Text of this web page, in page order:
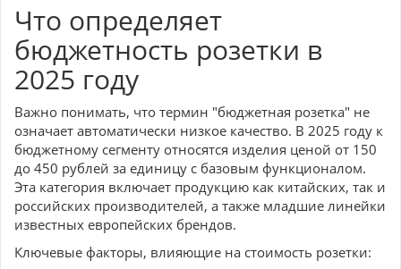
Что определяет
бюджетность розетки в
2025 году
Важно понимать, что термин "бюджетная розетка" не
означает автоматически низкое качество. В 2025 году к
бюджетному сегменту относятся изделия ценой от 150
до 450 рублей за единицу с базовым функционалом.
Эта категория включает продукцию как китайских, так и
российских производителей, а также младшие линейки
известных европейских брендов.
Ключевые факторы, влияющие на стоимость розетки: